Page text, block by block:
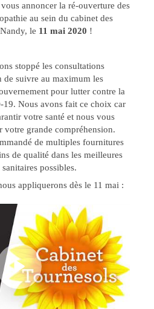
annoncer la ré-ouverture des
au sein du cabinet des
le 11 mai 2020 !
stoppé les consultations
de suivre au maximum les
pour lutter contre la
Nous avons fait ce choix car
votre santé et nous vous
votre grande compréhension.
de multiples fournitures
de qualité dans les meilleures
possibles.
appliquerons dès le 11 mai :